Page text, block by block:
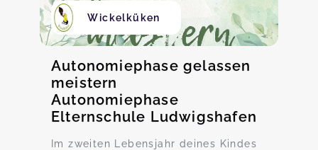
Wickelküken
Autonomiephase gelassen
meistern
Autonomiephase
Elternschule Ludwigshafen
Im zweiten Lebensjahr deines Kindes